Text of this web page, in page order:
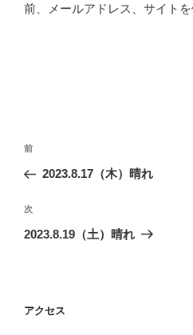
前、メールアドレス、サイトを
投
ナ
ビ
ゲ
ン
前
の
稿
前
2023.8.17（木）晴れ
次
の
次
2023.8.19（土）晴れ
アクセス